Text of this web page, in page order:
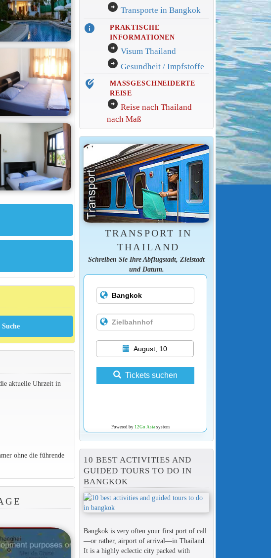
aktuelle Uhrzeit in
ohne die führende
arrow_circle_right Transporte in Bangkok
info
PRAKTISCHE
INFORMATIONEN
arrow_circle_right Visum Thailand
arrow_circle_right Gesundheit / Impfstoffe
edit_location_alt
MASSGESCHNEIDERTE
REISE
arrow_circle_right Reise nach Thailand
nach Maß
TRANSPORT IN
THAILAND
Schreiben Sie Ihre Abflugstadt, Zielstadt
und Datum.
August, 10
Tickets suchen
Powered by 12Go Asiasystem
10 BEST ACTIVITIES AND
GUIDED TOURS TO DO IN
BANGKOK
Bangkok is very often your first port of call
—or rather, airport of arrival—in Thailand.
It is a highly eclectic city packed with